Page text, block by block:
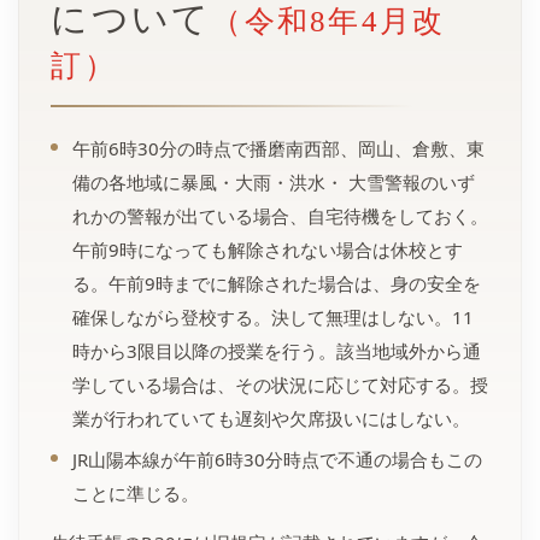
について
（令和8年4月改
訂）
午前6時30分の時点で播磨南西部、岡山、倉敷、東
備の各地域に暴風・大雨・洪水・ 大雪警報のいず
れかの警報が出ている場合、自宅待機をしておく。
午前9時になっても解除されない場合は休校とす
る。午前9時までに解除された場合は、身の安全を
確保しながら登校する。決して無理はしない。11
時から3限目以降の授業を行う。該当地域外から通
学している場合は、その状況に応じて対応する。授
業が行われていても遅刻や欠席扱いにはしない。
JR山陽本線が午前6時30分時点で不通の場合もこの
ことに準じる。